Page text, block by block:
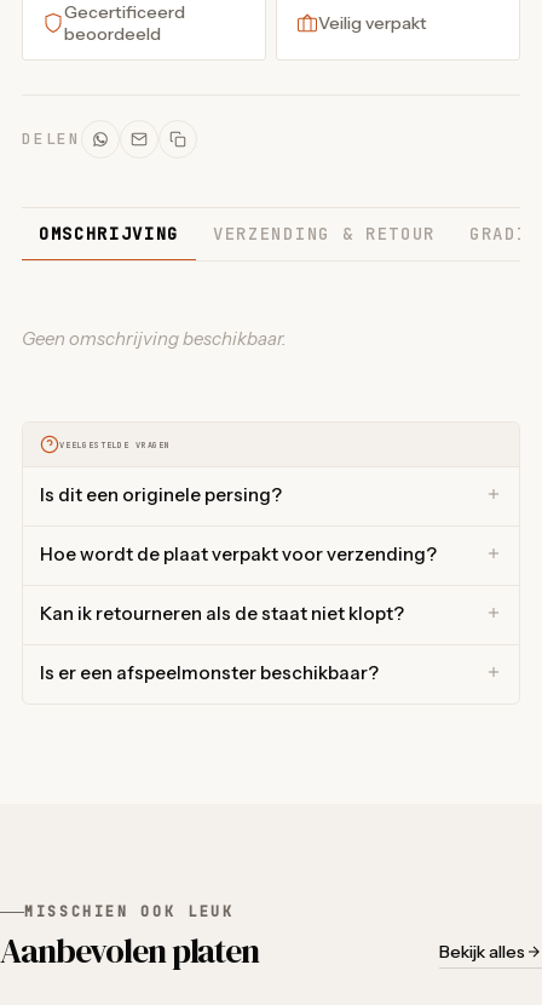
Gecertificeerd
beoordeeld
Veilig verpakt
DELEN
OMSCHRIJVING VERZENDING & RETOUR
Geen omschrijving beschikbaar.
VEELGESTELDE VRAGEN
Is dit een originele persing?
Hoe wordt de plaat verpakt voor verzending?
Kan ik retourneren als de staat niet klopt?
Is er een afspeelmonster beschikbaar?
MISSCHIEN OOK LEUK
Aanbevolen platen Bekijk alles